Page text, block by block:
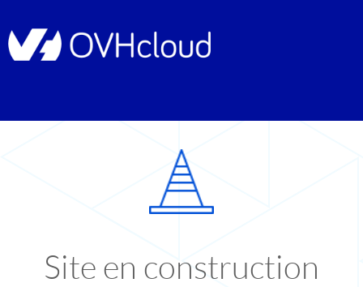
Site en construction